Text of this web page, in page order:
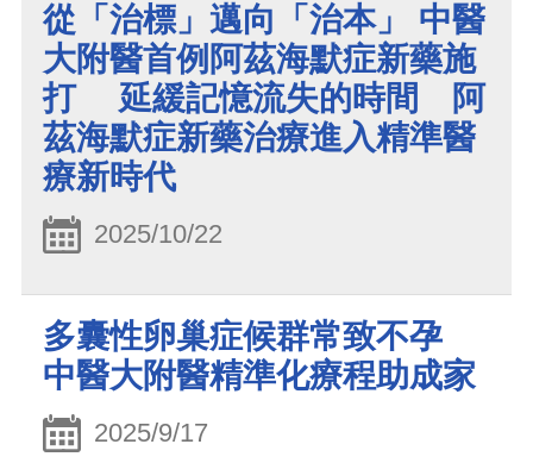
從「治標」邁向「治本」 中醫
大附醫首例阿茲海默症新藥施
打 延緩記憶流失的時間 阿
茲海默症新藥治療進入精準醫
療新時代
2025/10/22
多囊性卵巢症候群常致不孕
中醫大附醫精準化療程助成家
2025/9/17